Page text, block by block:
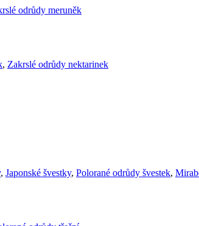
odrůdy meruněk
, Zakrslé odrůdy nektarinek
, Japonské švestky, Polorané odrůdy švestek,